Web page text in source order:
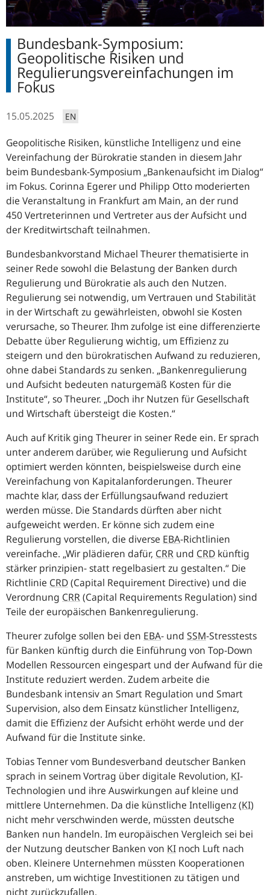
Bundesbank-Symposium:
Geopolitische Risiken und
Regulierungsvereinfachungen im
Fokus
15.05.2025 EN
Geopolitische Risiken, künstliche Intelligenz und eine
Vereinfachung der Bürokratie standen in diesem Jahr
beim Bundesbank-Symposium „Bankenaufsicht im Dialog“
im Fokus. Corinna Egerer und Philipp Otto moderierten
die Veranstaltung in Frankfurt am Main, an der rund
450 Vertreterinnen und Vertreter aus der Aufsicht und
der Kreditwirtschaft teilnahmen.
Bundesbankvorstand Michael Theurer thematisierte in
seiner Rede sowohl die Belastung der Banken durch
Regulierung und Bürokratie als auch den Nutzen.
Regulierung sei notwendig, um Vertrauen und Stabilität
in der Wirtschaft zu gewährleisten, obwohl sie Kosten
verursache, so Theurer. Ihm zufolge ist eine differenzierte
Debatte über Regulierung wichtig, um Effizienz zu
steigern und den bürokratischen Aufwand zu reduzieren,
ohne dabei Standards zu senken. Bankenregulierung
und Aufsicht bedeuten naturgemäß Kosten für die
Institute , so Theurer. Doch ihr Nutzen für Gesellschaft
und Wirtschaft übersteigt die Kosten.
Auch auf Kritik ging Theurer in seiner Rede ein. Er sprach
unter anderem darüber, wie Regulierung und Aufsicht
optimiert werden könnten, beispielsweise durch eine
Vereinfachung von Kapitalanforderungen. Theurer
machte klar, dass der Erfüllungsaufwand reduziert
werden müsse. Die Standards dürften aber nicht
aufgeweicht werden. Er könne sich zudem eine
Regulierung vorstellen, die diverse EBA-Richtlinien
vereinfache. Wir plädieren dafür, CRR und CRD künftig
stärker prinzipien- statt regelbasiert zu gestalten. Die
Richtlinie CRD(Capital Requirement Directive) und die
Verordnung CRR(Capital Requirements Regulation) sind
Teile der europäischen Bankenregulierung.
Theurer zufolge sollen bei den EBA- und SSM-Stresstests
für Banken künftig durch die Einführung von Top-Down
Modellen Ressourcen eingespart und der Aufwand für die
Institute reduziert werden. Zudem arbeite die
Bundesbank intensiv an Smart Regulation und Smart
Supervision, also dem Einsatz künstlicher Intelligenz,
damit die Effizienz der Aufsicht erhöht werde und der
Aufwand für die Institute sinke.
Tobias Tenner vom Bundesverband deutscher Banken
sprach in seinem Vortrag über digitale Revolution, KI-
Technologien und ihre Auswirkungen auf kleine und
mittlere Unternehmen. Da die künstliche Intelligenz(KI)
nicht mehr verschwinden werde, müssten deutsche
Banken nun handeln. Im europäischen Vergleich sei bei
der Nutzung deutscher Banken von KI noch Luft nach
oben. Kleinere Unternehmen müssten Kooperationen
anstreben, um wichtige Investitionen zu tätigen und
nicht zurückzufallen.